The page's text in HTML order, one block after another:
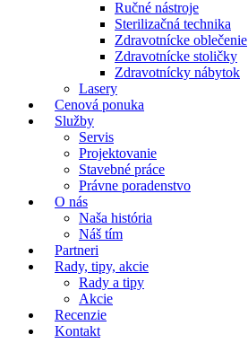
Ručné nástroje
Sterilizačná technika
Zdravotnícke oblečenie
Zdravotnícke stoličky
Zdravotnícky nábytok
Lasery
Cenová ponuka
Služby
Servis
Projektovanie
Stavebné práce
Právne poradenstvo
O nás
Naša história
Náš tím
Partneri
Rady, tipy, akcie
Rady a tipy
Akcie
Recenzie
Kontakt